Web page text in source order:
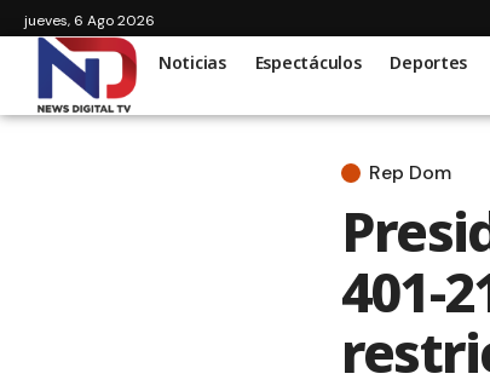
jueves, 6 Ago 2026
Noticias Espectáculos Deportes
Rep Dom
401-